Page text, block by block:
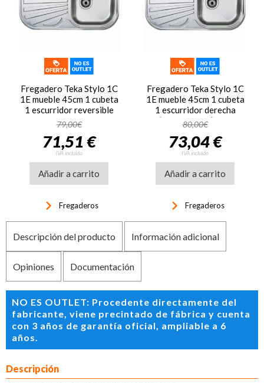
Fregadero Teka Stylo 1C
1E mueble 45cm 1 cubeta
1 escurridor reversible
Ref: 10107017 inox
79,00€
71,51 €
IVA incluido
Añadir a carrito
keyboard_arrow_right Fregaderos
Fregadero Teka Stylo 1C
1E mueble 45cm 1 cubeta
1 escurridor derecha
(orificio grifo) Ref:
11107020 inox
80,00€
73,04 €
IVA incluido
Añadir a carrito
keyboard_arrow_right Fregaderos
Descripción del producto Información adicional
Opiniones Documentación
NO ES OUTLET: Procedente directamente del
fabricante, viene precintado de fábrica y cuenta
con 3 años de garantía oficial, ampliable a 6
años.
Descripción